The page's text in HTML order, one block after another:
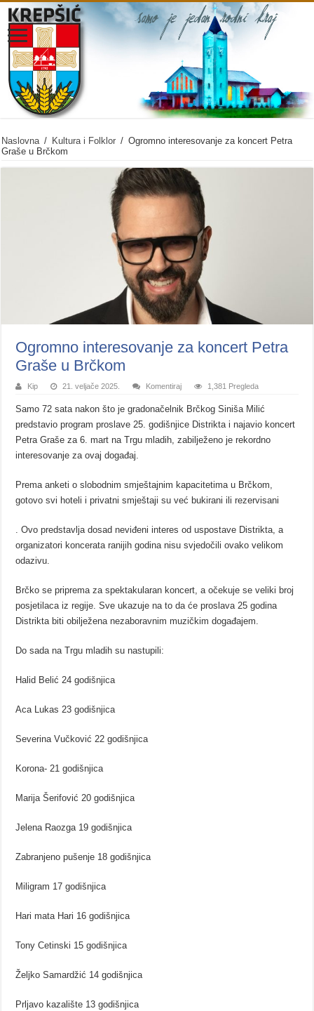
Naslovna / Kultura i Folklor / Ogromno interesovanje za koncert Petra
Graše u Brčkom
Ogromno interesovanje za koncert Petra
Graše u Brčkom
Kip 21. veljače 2025. Komentiraj 1,381 Pregleda
Samo 72 sata nakon što je gradonačelnik Brčkog Siniša Milić
predstavio program proslave 25. godišnjice Distrikta i najavio koncert
Petra Graše za 6. mart na Trgu mladih, zabilježeno je rekordno
interesovanje za ovaj događaj.
Prema anketi o slobodnim smještajnim kapacitetima u Brčkom,
gotovo svi hoteli i privatni smještaji su već bukirani ili rezervisani
. Ovo predstavlja dosad neviđeni interes od uspostave Distrikta, a
organizatori koncerata ranijih godina nisu svjedočili ovako velikom
odazivu.
Brčko se priprema za spektakularan koncert, a očekuje se veliki broj
posjetilaca iz regije. Sve ukazuje na to da će proslava 25 godina
Distrikta biti obilježena nezaboravnim muzičkim događajem.
Do sada na Trgu mladih su nastupili:
Halid Belić 24 godišnjica
Aca Lukas 23 godišnjica
Severina Vučković 22 godišnjica
Korona- 21 godišnjica
Marija Šerifović 20 godišnjica
Jelena Raozga 19 godišnjica
Zabranjeno pušenje 18 godišnjica
Miligram 17 godišnjica
Hari mata Hari 16 godišnjica
Tony Cetinski 15 godišnjica
Željko Samardžić 14 godišnjica
Prljavo kazalište 13 godišnjica